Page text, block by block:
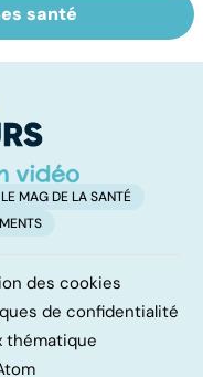
: un
santé
LE MAG DE LA SANTÉ
des cookies
de confidentialité
thématique